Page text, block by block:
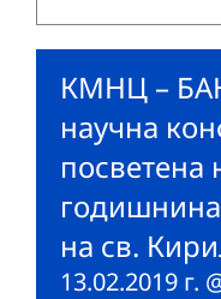
КМНЦ –
научна
посветена
на св.
13.02.2019 г.